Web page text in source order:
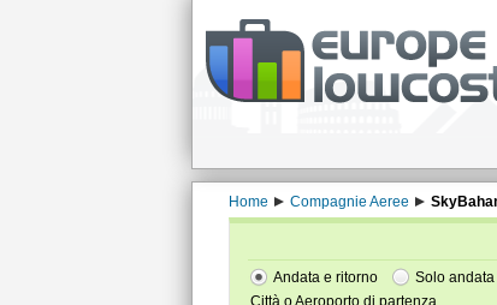
Home Compagnie Aeree
Andata e ritorno
Solo andata
Città o Aeroporto di partenza